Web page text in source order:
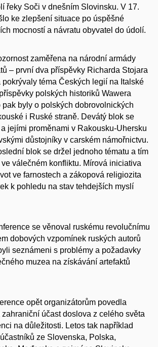
řeky Soči v dnešním Slovinsku. V 17.
ke zlepšení situace po úspěšné
mocností a návratu obyvatel do údolí.
zaměřena na národní armády
– první dva příspěvky Richarda Stojara
pokrývaly téma Českých legií na Italské
polských historiků Wawera
pak byly o polských dobrovolnických
i Ruské straně. Devátý blok se
jejími proměnami v Rakousku-Uhersku
důstojníky v carském námořnictvu.
blok se držel jednoho tématu a tím
válečném konfliktu. Mírová iniciativa
ve farnostech a zákopová religiozita
k pohledu na stav tehdejších myslí
se věnoval ruskému revolučnímu
dobových vzpomínek ruských autorů
seznámeni s problémy a požadavky
muzea na získávání artefaktů
opět organizátorům povedla
účast doslova z celého světa
na důležitosti. Letos tak například
ze Slovenska, Polska,